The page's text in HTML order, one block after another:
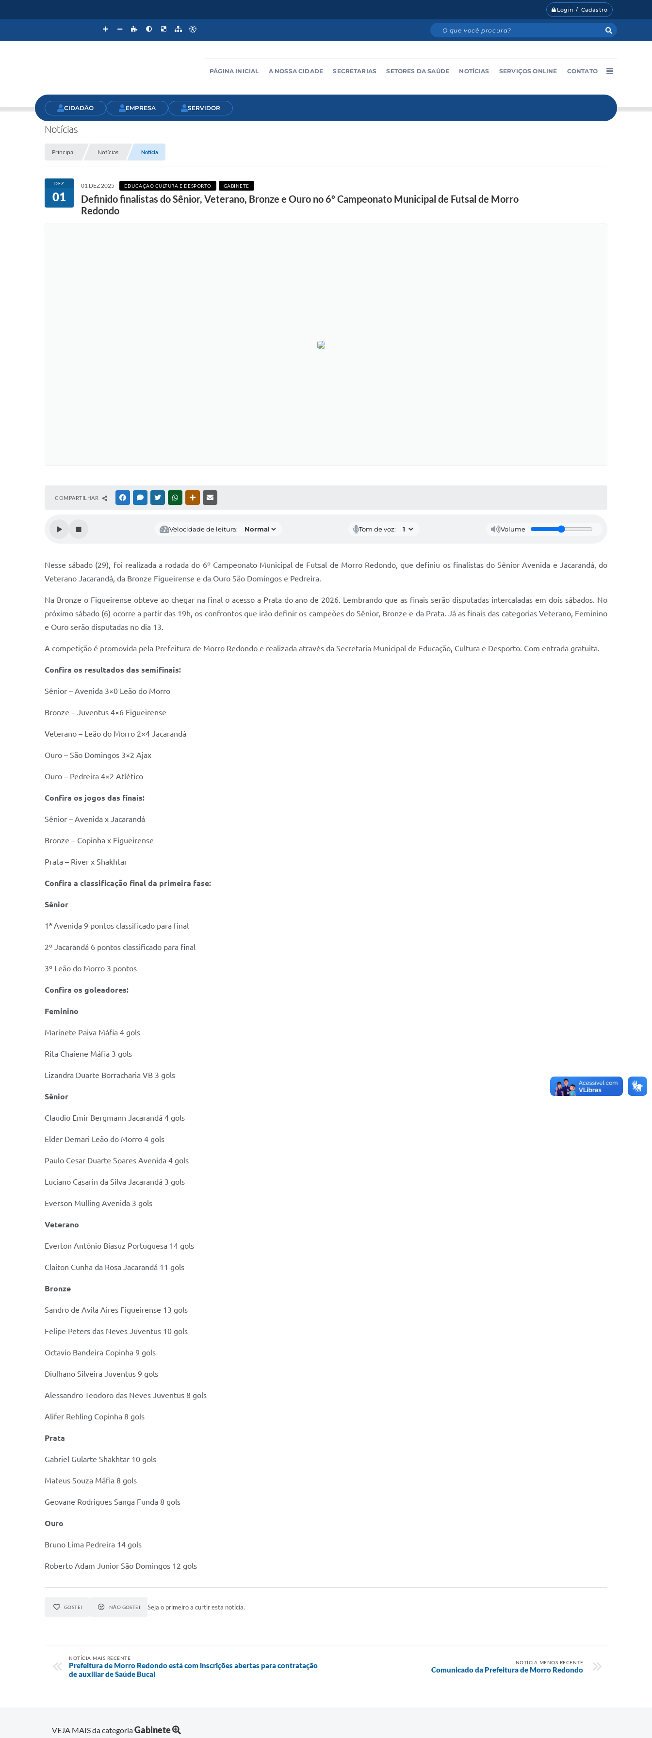
Login / Cadastro
PÁGINA INICIAL A NOSSA CIDADE SECRETARIAS SETORES DA SAÚDE NOTÍCIAS SERVIÇOS ONLINE CONTATO
CIDADÃO EMPRESA SERVIDOR
Notícias
Principal Notícias Notícia
DEZ
01
01 DEZ 2025 EDUCAÇÃO CULTURA E DESPORTO GABINETE
Definido finalistas do Sênior, Veterano, Bronze e Ouro no 6º Campeonato Municipal de Futsal de Morro
Redondo
COMPARTILHAR FACEBOOKMESSENGER
TWITTERWHATSAPPOUTRAS MÍDIAS
Velocidade de leitura: Tom de voz: Volume
Nesse sábado (29), foi realizada a rodada do 6º Campeonato Municipal de Futsal de Morro Redondo, que definiu os finalistas do Sênior Avenida e Jacarandá, do
Veterano Jacarandá, da Bronze Figueirense e da Ouro São Domingos e Pedreira.
Na Bronze o Figueirense obteve ao chegar na final o acesso a Prata do ano de 2026. Lembrando que as finais serão disputadas intercaladas em dois sábados. No
próximo sábado (6) ocorre a partir das 19h, os confrontos que irão definir os campeões do Sênior, Bronze e da Prata. Já as finais das categorias Veterano, Feminino
e Ouro serão disputadas no dia 13.
A competição é promovida pela Prefeitura de Morro Redondo e realizada através da Secretaria Municipal de Educação, Cultura e Desporto. Com entrada gratuita.
Confira os resultados das semifinais:
Sênior – Avenida 3×0 Leão do Morro
Bronze – Juventus 4×6 Figueirense
Veterano – Leão do Morro 2×4 Jacarandá
Ouro – São Domingos 3×2 Ajax
Ouro – Pedreira 4×2 Atlético
Confira os jogos das finais:
Sênior – Avenida x Jacarandá
Bronze – Copinha x Figueirense
Prata – River x Shakhtar
Confira a classificação final da primeira fase:
Sênior
1ª Avenida 9 pontos classificado para final
2º Jacarandá 6 pontos classificado para final
3º Leão do Morro 3 pontos
Confira os goleadores:
Feminino
Marinete Paiva Máfia 4 gols
Rita Chaiene Máfia 3 gols
Lizandra Duarte Borracharia VB 3 gols
Sênior
Claudio Emir Bergmann Jacarandá 4 gols
Elder Demari Leão do Morro 4 gols
Paulo Cesar Duarte Soares Avenida 4 gols
Luciano Casarin da Silva Jacarandá 3 gols
Everson Mulling Avenida 3 gols
Veterano
Everton Antônio Biasuz Portuguesa 14 gols
Claiton Cunha da Rosa Jacarandá 11 gols
Bronze
Sandro de Avila Aires Figueirense 13 gols
Felipe Peters das Neves Juventus 10 gols
Octavio Bandeira Copinha 9 gols
Diulhano Silveira Juventus 9 gols
Alessandro Teodoro das Neves Juventus 8 gols
Alifer Rehling Copinha 8 gols
Prata
Gabriel Gularte Shakhtar 10 gols
Mateus Souza Máfia 8 gols
Geovane Rodrigues Sanga Funda 8 gols
Ouro
Bruno Lima Pedreira 14 gols
Roberto Adam Junior São Domingos 12 gols
GOSTEI NÃO GOSTEI Seja o primeiro a curtir esta notícia.
NOTÍCIA MAIS RECENTE
Prefeitura de Morro Redondo está com inscrições abertas para contratação
de auxiliar de Saúde Bucal
NOTÍCIA MENOS RECENTE
Comunicado da Prefeitura de Morro Redondo
VEJA MAIS da categoriaGabinete